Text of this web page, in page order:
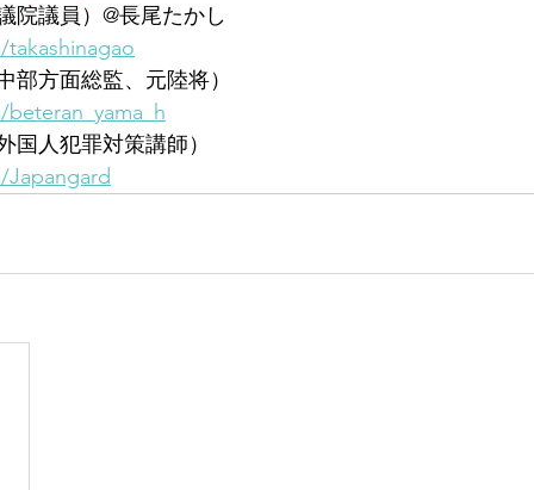
院議員）@長尾たかし
部方面総監、元陸将）
国人犯罪対策講師）